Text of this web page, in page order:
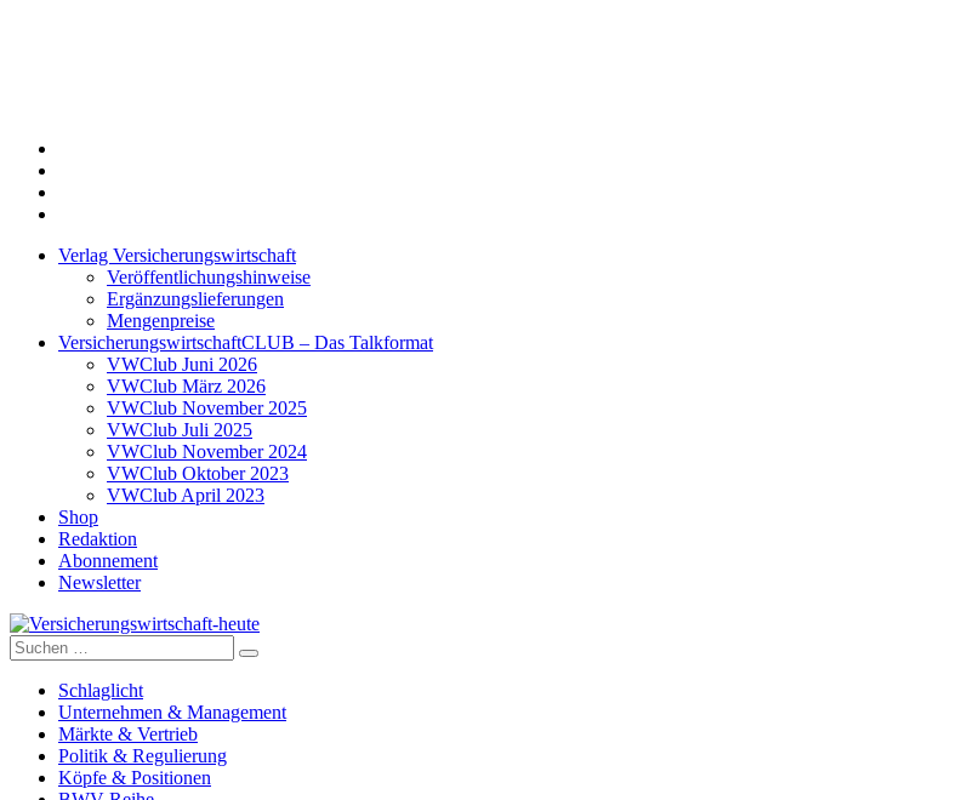
Verlag Versicherungswirtschaft
Veröffentlichungshinweise
Ergänzungslieferungen
Mengenpreise
VersicherungswirtschaftCLUB – Das Talkformat
VWClub Juni 2026
VWClub März 2026
VWClub November 2025
VWClub Juli 2025
VWClub November 2024
VWClub Oktober 2023
VWClub April 2023
Shop
Redaktion
Abonnement
Newsletter
Versicherungswirtschaft-heute
Suche
nach:
Schlaglicht
Unternehmen & Management
Märkte & Vertrieb
Politik & Regulierung
Köpfe & Positionen